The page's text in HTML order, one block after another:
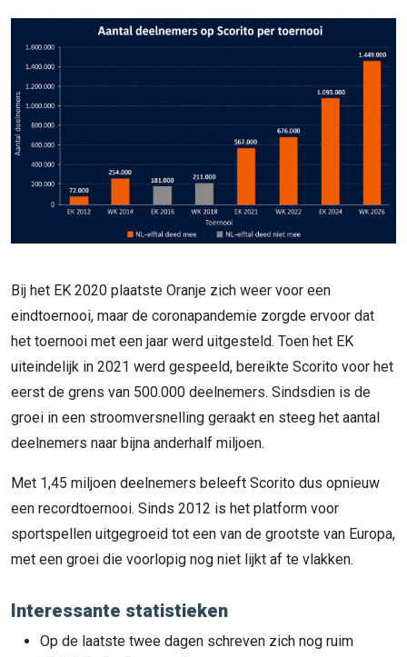
Bij het EK 2020 plaatste Oranje zich weer voor een
eindtoernooi, maar de coronapandemie zorgde ervoor dat
het toernooi met een jaar werd uitgesteld. Toen het EK
uiteindelijk in 2021 werd gespeeld, bereikte Scorito voor het
eerst de grens van 500.000 deelnemers. Sindsdien is de
groei in een stroomversnelling geraakt en steeg het aantal
deelnemers naar bijna anderhalf miljoen.
Met 1,45 miljoen deelnemers beleeft Scorito dus opnieuw
een recordtoernooi. Sinds 2012 is het platform voor
sportspellen uitgegroeid tot een van de grootste van Europa,
met een groei die voorlopig nog niet lijkt af te vlakken.
Interessante statistieken
Op de laatste twee dagen schreven zich nog ruim